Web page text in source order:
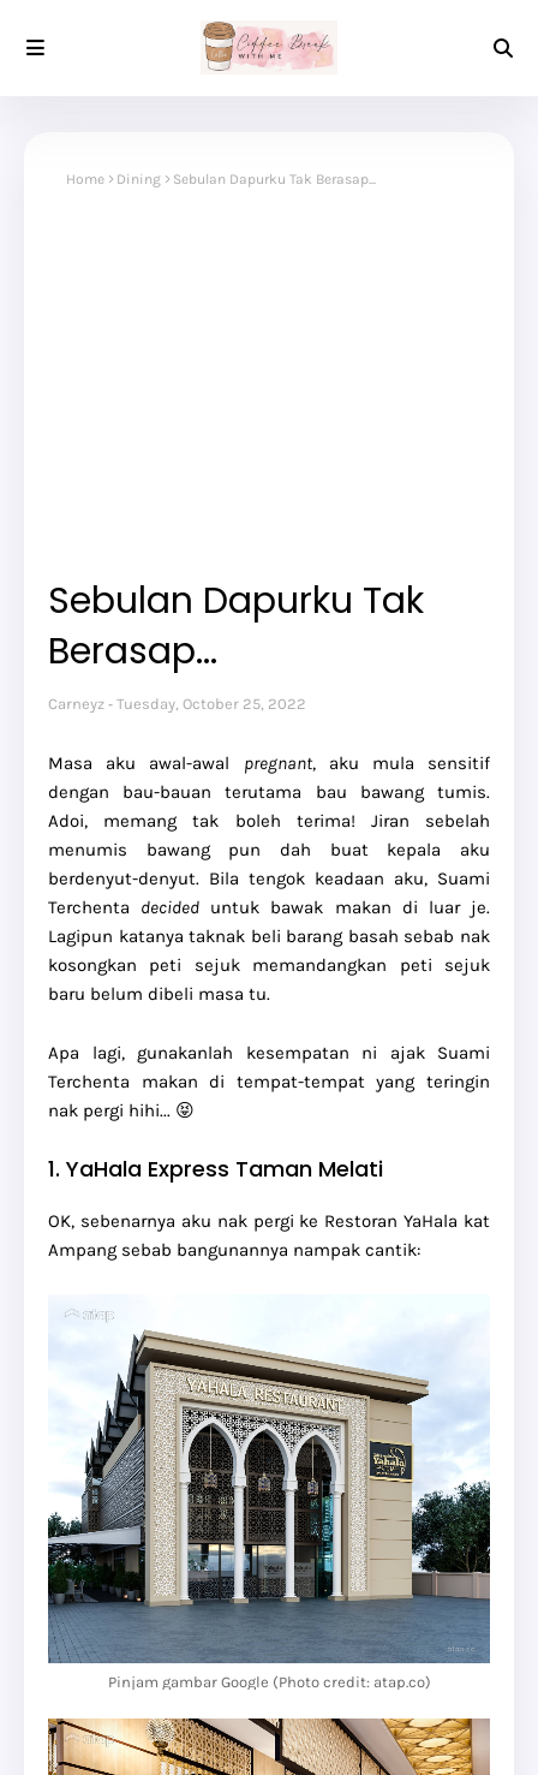
Home Dining Sebulan Dapurku Tak Berasap...
Sebulan Dapurku Tak
Berasap...
Carneyz Tuesday, October 25, 2022
Masa aku awal-awal pregnant, aku mula sensitif
dengan bau-bauan terutama bau bawang tumis.
Adoi, memang tak boleh terima! Jiran sebelah
menumis bawang pun dah buat kepala aku
berdenyut-denyut. Bila tengok keadaan aku, Suami
Terchenta decided untuk bawak makan di luar je.
Lagipun katanya taknak beli barang basah sebab nak
kosongkan peti sejuk memandangkan peti sejuk
baru belum dibeli masa tu.
Apa lagi, gunakanlah kesempatan ni ajak Suami
Terchenta makan di tempat-tempat yang teringin
nak pergi hihi... 😝
1. YaHala Express Taman Melati
OK, sebenarnya aku nak pergi ke Restoran YaHala kat
Ampang sebab bangunannya nampak cantik:
Pinjam gambar Google (Photo credit: atap.co)